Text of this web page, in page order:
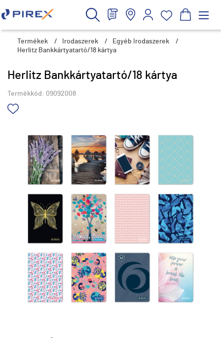
Termékek / Irodaszerek / Egyéb Irodaszerek
/
Herlitz Bankkártyatartó/18 kártya
Herlitz Bankkártyatartó/18 kártya
Termékkód: 09092008